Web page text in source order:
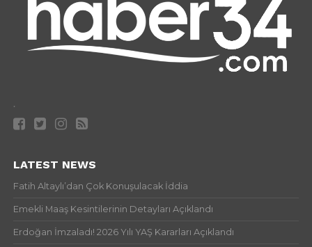
.
LATEST NEWS
Fatih Altaylı’dan Çok Konuşulacak İddia
Emekli Maaş Kesintilerinin Detayları Açıklandı
Erdoğan İmzaladı! 2026 Yılı YAŞ Kararları Açıklandı